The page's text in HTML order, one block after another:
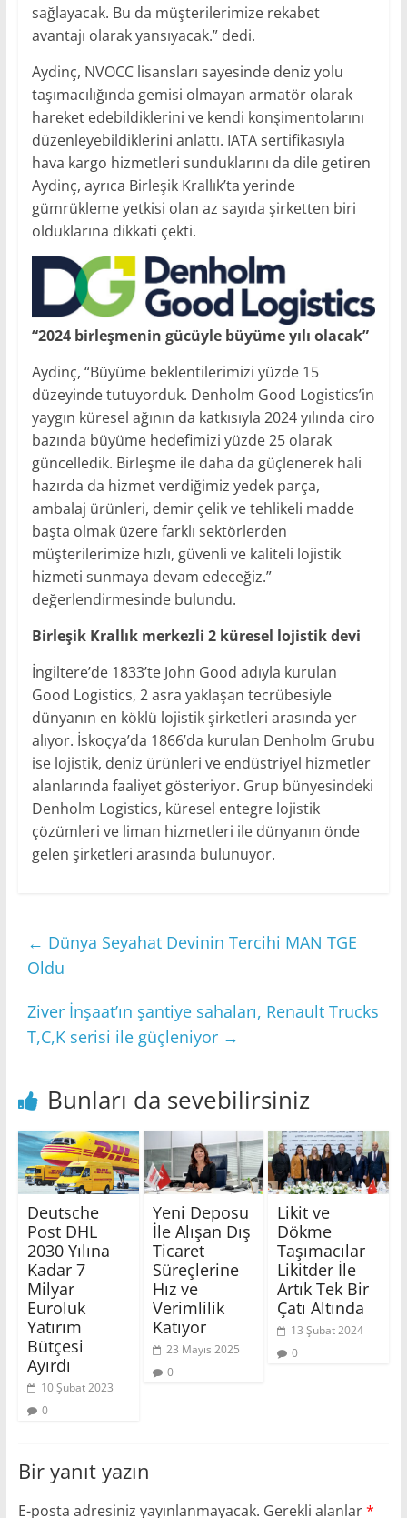
sağlayacak. Bu da müşterilerimize rekabet
avantajı olarak yansıyacak.” dedi.
Aydinç, NVOCC lisansları sayesinde deniz yolu
taşımacılığında gemisi olmayan armatör olarak
hareket edebildiklerini ve kendi konşimentolarını
düzenleyebildiklerini anlattı. IATA sertifikasıyla
hava kargo hizmetleri sunduklarını da dile getiren
Aydinç, ayrıca Birleşik Krallık’ta yerinde
gümrükleme yetkisi olan az sayıda şirketten biri
olduklarına dikkati çekti.
“2024 birleşmenin gücüyle büyüme yılı olacak”
Aydinç, “Büyüme beklentilerimizi yüzde 15
düzeyinde tutuyorduk. Denholm Good Logistics’in
yaygın küresel ağının da katkısıyla 2024 yılında ciro
bazında büyüme hedefimizi yüzde 25 olarak
güncelledik. Birleşme ile daha da güçlenerek hali
hazırda da hizmet verdiğimiz yedek parça,
ambalaj ürünleri, demir çelik ve tehlikeli madde
başta olmak üzere farklı sektörlerden
müşterilerimize hızlı, güvenli ve kaliteli lojistik
hizmeti sunmaya devam edeceğiz.”
değerlendirmesinde bulundu.
Birleşik Krallık merkezli 2 küresel lojistik devi
İngiltere’de 1833’te John Good adıyla kurulan
Good Logistics, 2 asra yaklaşan tecrübesiyle
dünyanın en köklü lojistik şirketleri arasında yer
alıyor. İskoçya’da 1866’da kurulan Denholm Grubu
ise lojistik, deniz ürünleri ve endüstriyel hizmetler
alanlarında faaliyet gösteriyor. Grup bünyesindeki
Denholm Logistics, küresel entegre lojistik
çözümleri ve liman hizmetleri ile dünyanın önde
gelen şirketleri arasında bulunuyor.
← Dünya Seyahat Devinin Tercihi MAN TGE
Oldu
Ziver İnşaat’ın şantiye sahaları, Renault Trucks
T,C,K serisi ile güçleniyor →
Bunları da sevebilirsiniz
Deutsche
Post DHL
2030 Yılına
Kadar 7
Milyar
Euroluk
Yatırım
Bütçesi
Ayırdı
10 Şubat 2023
0
Yeni Deposu
İle Alışan Dış
Ticaret
Süreçlerine
Hız ve
Verimlilik
Katıyor
23 Mayıs 2025
0
Likit ve
Dökme
Taşımacılar
Likitder İle
Artık Tek Bir
Çatı Altında
13 Şubat 2024
0
Bir yanıt yazın
E-posta adresiniz yayınlanmayacak. Gerekli alanlar*